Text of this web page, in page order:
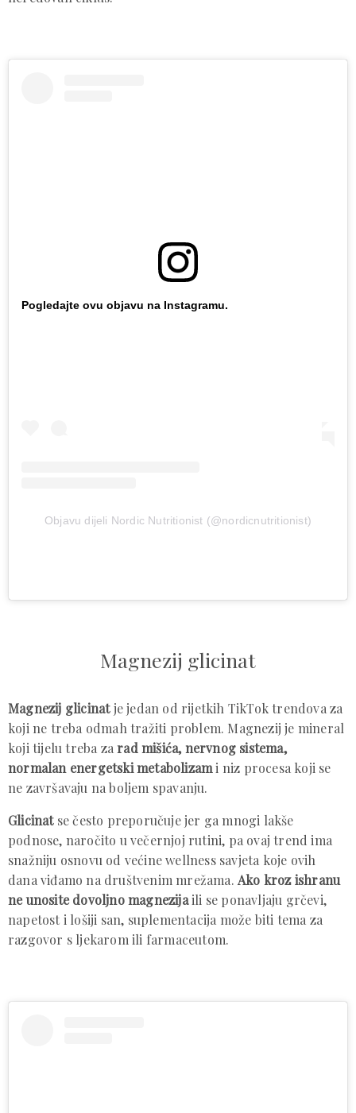
Pogledajte ovu objavu na Instagramu.
Objavu dijeli Nordic Nutritionist (@nordicnutritionist)
Magnezij glicinat
Magnezij glicinatje jedan od rijetkih TikTok trendova za
koji ne treba odmah tražiti problem. Magnezij je mineral
koji tijelu treba zarad mišića, nervnog sistema,
normalan energetski metabolizami niz procesa koji se
ne završavaju na boljem spavanju.
Glicinatse često preporučuje jer ga mnogi lakše
podnose, naročito u večernjoj rutini, pa ovaj trend ima
snažniju osnovu od većine wellness savjeta koje ovih
dana viđamo na društvenim mrežama. Ako kroz ishranu
ne unosite dovoljno magnezijaili se ponavljaju grčevi,
napetost i lošiji san, suplementacija može biti tema za
razgovor s ljekarom ili farmaceutom.